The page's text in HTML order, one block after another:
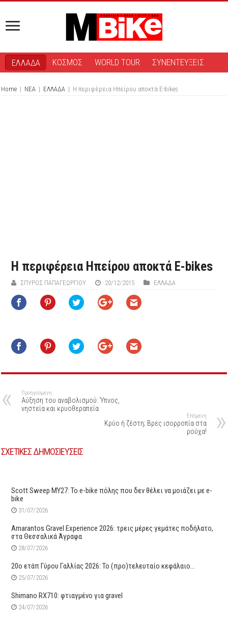
ΕΛΛΑΔΑ ΚΟΣΜΟΣ WORLD TOUR ΣΥΝΕΝΤΕΥΞΕΙΣ
Home | ΝΕΑ | ΕΛΛΑΔΑ | H περιφέρεια Ηπείρου αποκτά E-bikes
H περιφέρεια Ηπείρου αποκτά E-bikes
ΣΠΎΡΟΣ ΠΑΠΑΓΕΩΡΓΊΟΥ 20/12/2015 ΕΛΛΑΔΑ
Προηγούμενη
Αύξηση του αναβολισμού: Ύπνος,
νηστεία και κρυοθεραπεία
Επόμενη
Κρύο ή ζέστη; Βρες ισορροπία στα
ρούχα!
ΣΧΕΤΙΚΕΣ ΔΗΜΟΣΙΕΥΣΕΙΣ
Scott Sweep MY27: Το e-bike πόλης που δεν θέλει να μοιάζει με e-
bike
31/07/2026
Amarantos Gravel Experience 2026: τρεις μέρες γεμάτες ποδήλατο,
στα Θεσσαλικά Άγραφα
28/07/2026
20ο ετάπ Γύρου Γαλλίας 2026: Το (προ)τελευταίο κεφάλαιο…
25/07/2026
Shimano RX710: φτιαγμένο για gravel
24/07/2026